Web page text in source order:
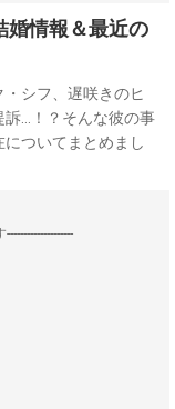
婚情報＆最近の
シフ、遅咲きのヒ
訴…！？そんな彼の事
ついてまとめまし